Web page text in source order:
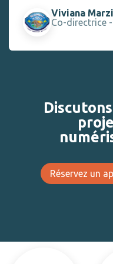
Viviana
Co-directrice
Réservez un